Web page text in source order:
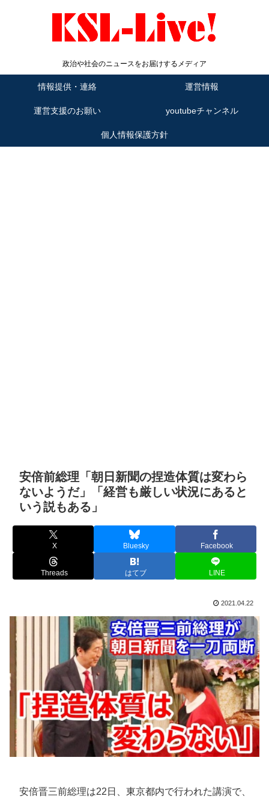
政治や社会のニュースをお届けするメディア
情報提供・連絡 運営情報
運営支援のお願い youtubeチャンネル
個人情報保護方針
安倍前総理「朝日新聞の捏造体質は変わら
ないようだ」「経営も厳しい状況にあると
いう説もある」
X Bluesky Facebook
Threads はてブ LINE
2021.04.22
安倍晋三前総理は22日、東京都内で行われた講演で、